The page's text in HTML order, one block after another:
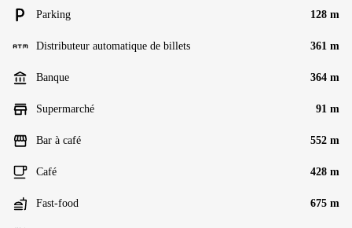
Parking 128 m
Distributeur automatique de billets 361 m
Banque 364 m
Supermarché 91 m
Bar à café 552 m
Café 428 m
Fast-food 675 m